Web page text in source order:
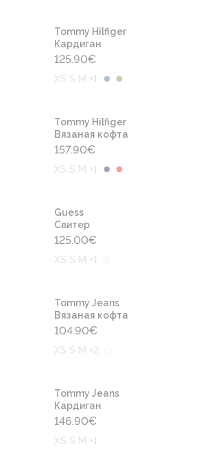
Tommy Hilfiger
Кардиган
125.90€
XS S M +1
Tommy Hilfiger
Вязаная кофта
157.90€
XS S M +1
Guess
Свитер
125.00€
XS S M +1
Tommy Jeans
Вязаная кофта
104.90€
XS S M +2
Tommy Jeans
Кардиган
146.90€
XS S M +1